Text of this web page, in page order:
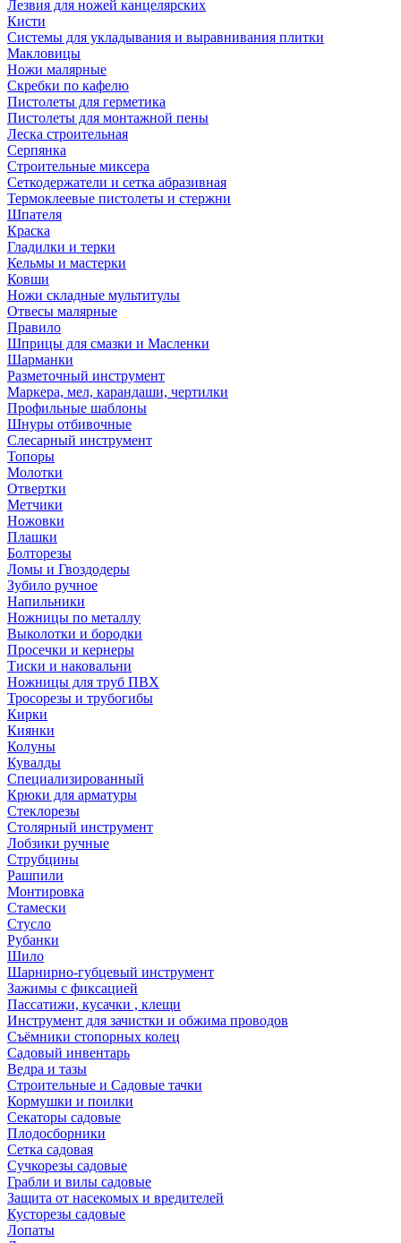
Лезвия для ножей канцелярских
Кисти
Системы для укладывания и выравнивания плитки
Макловицы
Ножи малярные
Скребки по кафелю
Пистолеты для герметика
Пистолеты для монтажной пены
Леска строительная
Серпянка
Строительные миксера
Сеткодержатели и сетка абразивная
Термоклеевые пистолеты и стержни
Шпателя
Краска
Гладилки и терки
Кельмы и мастерки
Ковши
Ножи складные мультитулы
Отвесы малярные
Правило
Шприцы для смазки и Масленки
Шарманки
Разметочный инструмент
Маркера, мел, карандаши, чертилки
Профильные шаблоны
Шнуры отбивочные
Слесарный инструмент
Топоры
Молотки
Отвертки
Метчики
Ножовки
Плашки
Болторезы
Ломы и Гвоздодеры
Зубило ручное
Напильники
Ножницы по металлу
Выколотки и бородки
Просечки и кернеры
Тиски и наковальни
Ножницы для труб ПВХ
Тросорезы и трубогибы
Кирки
Киянки
Колуны
Кувалды
Специализированный
Крюки для арматуры
Стеклорезы
Столярный инструмент
Лобзики ручные
Струбцины
Рашпили
Монтировка
Стамески
Стусло
Рубанки
Шило
Шарнирно-губцевый инструмент
Зажимы с фиксацией
Пассатижи, кусачки , клещи
Инструмент для зачистки и обжима проводов
Съёмники стопорных колец
Садовый инвентарь
Ведра и тазы
Строительные и Садовые тачки
Кормушки и поилки
Секаторы садовые
Плодосборники
Сетка садовая
Сучкорезы садовые
Грабли и вилы садовые
Защита от насекомых и вредителей
Кусторезы садовые
Лопаты